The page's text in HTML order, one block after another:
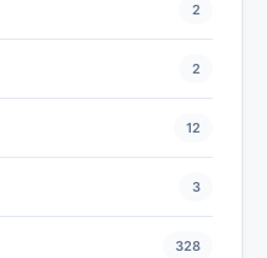
2
2
12
3
328